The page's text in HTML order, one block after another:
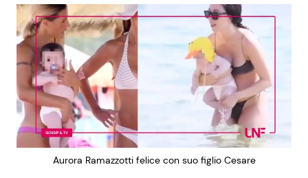
Aurora Ramazzotti felice con suo figlio Cesare